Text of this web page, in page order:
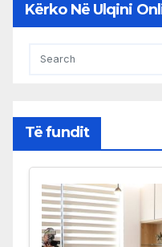
Kërko Në Ulqini
Të fundit